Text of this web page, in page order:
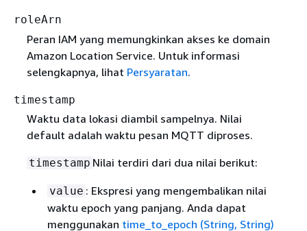
roleArn
Peran IAM yang memungkinkan akses ke domain
Amazon Location Service. Untuk informasi
selengkapnya, lihat Persyaratan.
timestamp
Waktu data lokasi diambil sampelnya. Nilai
default adalah waktu pesan MQTT diproses.
timestamp Nilai terdiri dari dua nilai berikut:
value : Ekspresi yang mengembalikan nilai
waktu epoch yang panjang. Anda dapat
menggunakan time_to_epoch (String, String)